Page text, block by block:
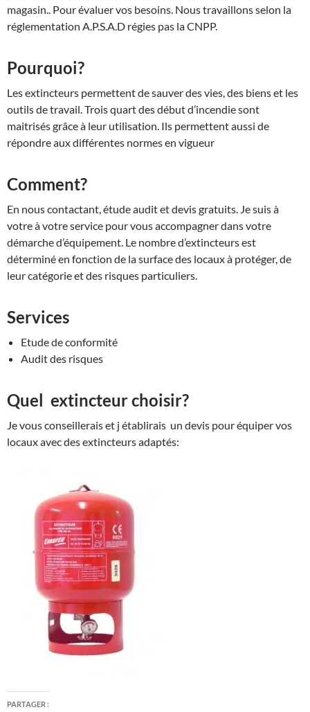
magasin.. Pour évaluer vos besoins. Nous travaillons selon la
réglementation A.P.S.A.D régies pas la CNPP.
Pourquoi?
Les extincteurs permettent de sauver des vies, des biens et les
outils de travail. Trois quart des début d’incendie sont
maitrisés grâce à leur utilisation. Ils permettent aussi de
répondre aux différentes normes en vigueur
Comment?
En nous contactant, étude audit et devis gratuits. Je suis à
votre à votre service pour vous accompagner dans votre
démarche d’équipement. Le nombre d’extincteurs est
déterminé en fonction de la surface des locaux à protéger, de
leur catégorie et des risques particuliers.
Services
Etude de conformité
Audit des risques
Quel extincteur choisir?
Je vous conseillerais et j établirais un devis pour équiper vos
locaux avec des extincteurs adaptés:
PARTAGER :